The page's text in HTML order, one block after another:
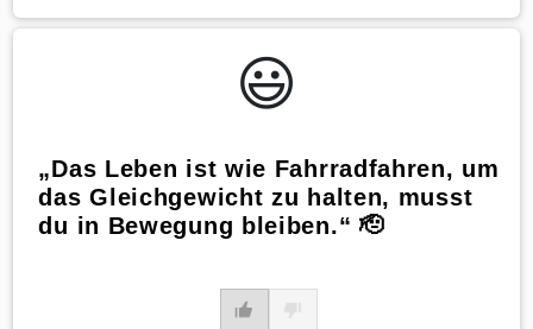
😃️
„Das Leben ist wie Fahrradfahren, um
das Gleichgewicht zu halten, musst
du in Bewegung bleiben.“ 🫡